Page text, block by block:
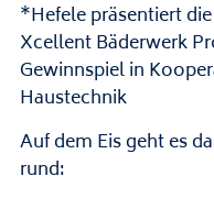
*Hefele präsentiert
Xcellent Bäderwerk
Gewinnspiel in
Haustechnik
Auf dem Eis geht es
rund: